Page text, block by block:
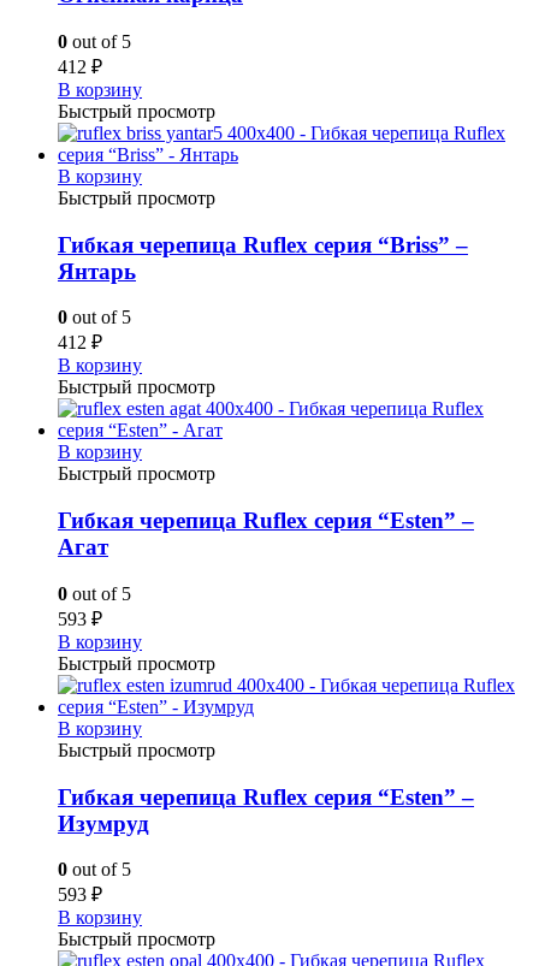
0 out of 5
412 ₽
В корзину
Быстрый просмотр
В корзину
Быстрый просмотр
Гибкая черепица Ruflex серия “Briss” –
Янтарь
0 out of 5
412 ₽
В корзину
Быстрый просмотр
В корзину
Быстрый просмотр
Гибкая черепица Ruflex серия “Esten” –
Агат
0 out of 5
593 ₽
В корзину
Быстрый просмотр
В корзину
Быстрый просмотр
Гибкая черепица Ruflex серия “Esten” –
Изумруд
0 out of 5
593 ₽
В корзину
Быстрый просмотр